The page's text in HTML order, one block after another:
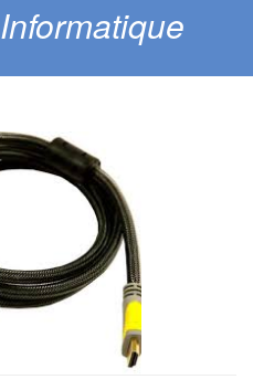
Informatique